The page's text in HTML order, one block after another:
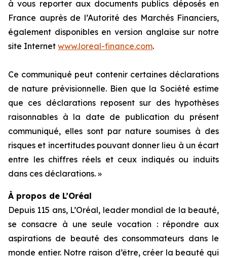
à vous reporter aux documents publics déposés en
France auprès de l’Autorité des Marchés Financiers,
également disponibles en version anglaise sur notre
site Internet www.loreal-finance.com.
Ce communiqué peut contenir certaines déclarations
de nature prévisionnelle. Bien que la Société estime
que ces déclarations reposent sur des hypothèses
raisonnables à la date de publication du présent
communiqué, elles sont par nature soumises à des
risques et incertitudes pouvant donner lieu à un écart
entre les chiffres réels et ceux indiqués ou induits
dans ces déclarations. »
À propos de L’Oréal
Depuis 115 ans, L’Oréal, leader mondial de la beauté,
se consacre à une seule vocation : répondre aux
aspirations de beauté des consommateurs dans le
monde entier. Notre raison d’être, créer la beauté qui